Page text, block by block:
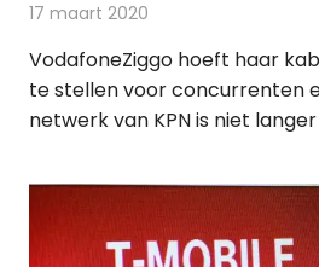
17 maart 2020
VodafoneZiggo hoeft haar
te stellen voor concurrenten
netwerk van KPN is niet